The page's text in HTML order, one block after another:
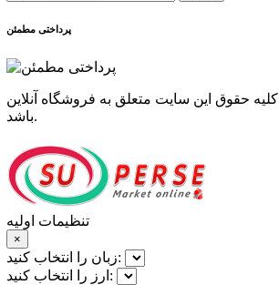
پرداختی مطمئن
کلیه حقوق این سایت متعلق به فروشگاه آنلاین SuperseMarket می
باشد.
تنظیمات اولیه
×
زبان را انتخاب کنید:
ارز را انتخاب کنید: